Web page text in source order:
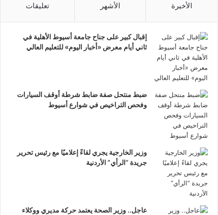
الأخيرة الأشهر تعليقات
إقبال كبير على جناح جامعة أسيوط الأهلية في
ثاني أيام معرض «أخبار اليوم» للتعليم العالي
ضبط منتحل صفة ضابط شرطة أوقف السيارات
وفحص التراخيص في شوارع أسيوط
وزير الخارجية يجري لقاءً إعلاميًا مع رئيس تحرير
جريدة “الرأي” الأردنية
عاجل.. وزير الصحة يعتمد حركة مديري ووكلاء